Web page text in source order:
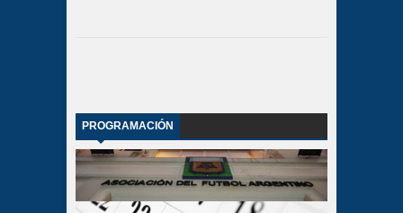
PROGRAMACIÓN